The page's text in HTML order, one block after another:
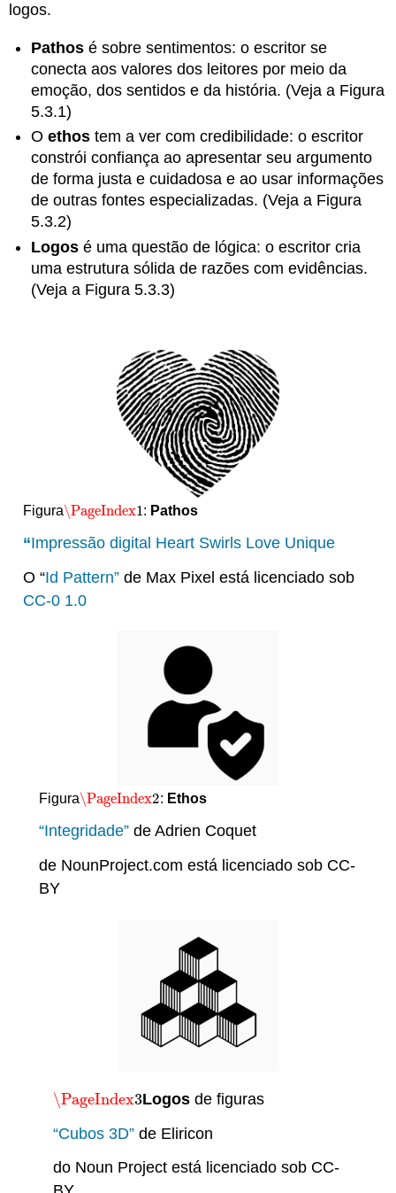
Identificação
de
apelos
retóricos:
Alguns
direitos
reservados
Todos
os
direitos
reservados
logos.
Pathos é sobre sentimentos: o escritor se
conecta aos valores dos leitores por meio da
emoção, dos sentidos e da história. (Veja a Figura
5.3.1)
Oethos tem a ver com credibilidade: o escritor
constrói confiança ao apresentar seu argumento
de forma justa e cuidadosa e ao usar informações
de outras fontes especializadas. (Veja a Figura
5.3.2)
Logos é uma questão de lógica: o escritor cria
uma estrutura sólida de razões com evidências.
(Veja a Figura 5.3.3)
Figura\PageIndex1
\PageIndex1: Pathos
“Impressão digital Heart Swirls Love Unique
O “Id Pattern”de Max Pixel está licenciado sob
CC-0 1.0
Figura\PageIndex2
\PageIndex2: Ethos
“Integridade” de Adrien Coquet
de NounProject.com está licenciado sob CC-
BY
\PageIndex3
\PageIndex3Logos de figuras
“Cubos 3D” de Eliricon
do Noun Project está licenciado sob CC-